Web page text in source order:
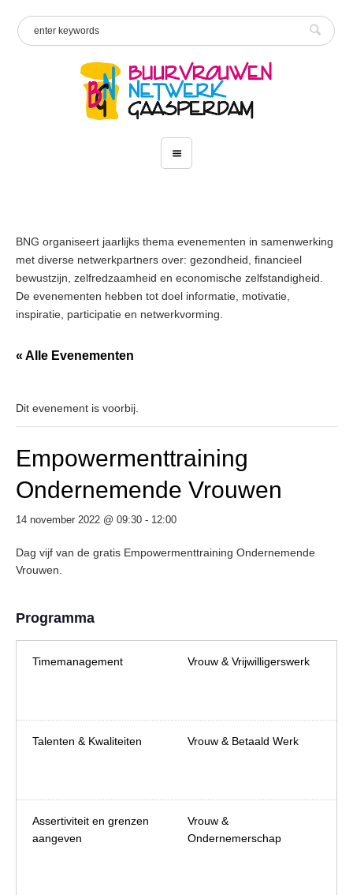
BNG organiseert jaarlijks thema evenementen in samenwerking
met diverse netwerkpartners over: gezondheid, financieel
bewustzijn, zelfredzaamheid en economische zelfstandigheid.
De evenementen hebben tot doel informatie, motivatie,
inspiratie, participatie en netwerkvorming.
« Alle Evenementen
Dit evenement is voorbij.
Empowermenttraining
Ondernemende Vrouwen
14 november 2022 @ 09:30 - 12:00
Dag vijf van de gratis Empowermenttraining Ondernemende
Vrouwen.
Programma
Timemanagement Vrouw & Vrijwilligerswerk
Talenten & Kwaliteiten Vrouw & Betaald Werk
Assertiviteit en grenzen
aangeven
Vrouw &
Ondernemerschap